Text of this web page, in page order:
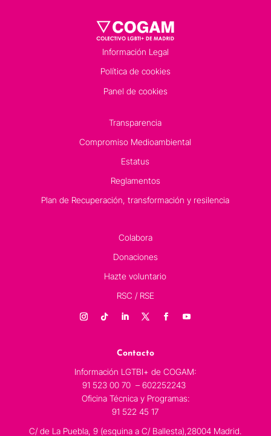
Información Legal
Política de cookies
Panel de cookies
Transparencia
Compromiso Medioambiental
Estatus
Reglamentos
Plan de Recuperación, transformación y resilencia
Colabora
Donaciones
Hazte voluntario
RSC / RSE
Contacto
Información LGTBI+ de COGAM:
91 523 00 70 – 602252243
Oficina Técnica y Programas:
91 522 45 17
C/ de La Puebla, 9 (esquina a C/ Ballesta),28004 Madrid.